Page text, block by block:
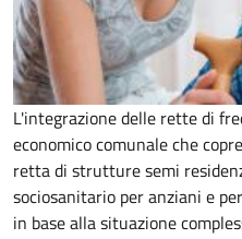
L'integrazione delle rette di
economico comunale che
retta di strutture semi
sociosanitario per anziani e
in base alla situazione